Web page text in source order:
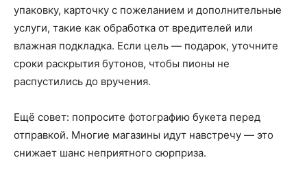
упаковку, карточку с пожеланием и дополнительные
услуги, такие как обработка от вредителей или
влажная подкладка. Если цель — подарок, уточните
сроки раскрытия бутонов, чтобы пионы не
распустились до вручения.
Ещё совет: попросите фотографию букета перед
отправкой. Многие магазины идут навстречу — это
снижает шанс неприятного сюрприза.